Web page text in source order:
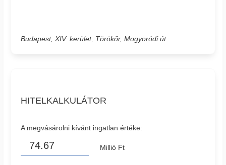
Budapest, XIV. kerület, Törökőr, Mogyoródi út
HITELKALKULÁTOR
A megvásárolni kívánt ingatlan értéke:
Millió Ft